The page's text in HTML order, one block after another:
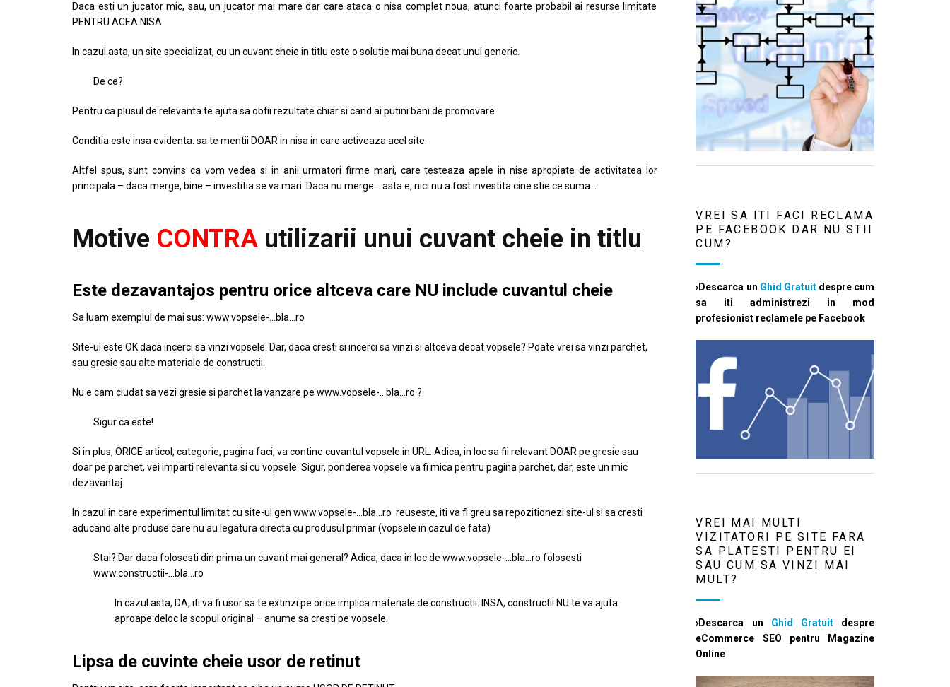
Daca esti un jucator mic, sau, un jucator mai mare dar care ataca o nisa complet noua, atunci foarte probabil ai resurse limitate
PENTRU ACEA NISA.
In cazul asta, un site specializat, cu un cuvant cheie in titlu este o solutie mai buna decat unul generic.
De ce?
Pentru ca plusul de relevanta te ajuta sa obtii rezultate chiar si cand ai putini bani de promovare.
Conditia este insa evidenta: sa te mentii DOAR in nisa in care activeaza acel site.
Altfel spus, sunt convins ca vom vedea si in anii urmatori firme mari, care testeaza apele in nise apropiate de activitatea lor
principala – daca merge, bine – investitia se va mari. Daca nu merge… asta e, nici nu a fost investita cine stie ce suma…
Motive CONTRA utilizarii unui cuvant cheie in titlu
Este dezavantajos pentru orice altceva care NU include cuvantul cheie
Sa luam exemplul de mai sus: www.vopsele-…bla…ro
Site-ul este OK daca incerci sa vinzi vopsele. Dar, daca cresti si incerci sa vinzi si altceva decat vopsele? Poate vrei sa vinzi parchet,
sau gresie sau alte materiale de constructii.
Nu e cam ciudat sa vezi gresie si parchet la vanzare pe www.vopsele-…bla…ro ?
Sigur ca este!
Si in plus, ORICE articol, categorie, pagina faci, va contine cuvantul vopsele in URL. Adica, in loc sa fii relevant DOAR pe gresie sau
doar pe parchet, vei imparti relevanta si cu vopsele. Sigur, ponderea vopsele va fi mica pentru pagina parchet, dar, este un mic
dezavantaj.
In cazul in care experimentul limitat cu site-ul gen www.vopsele-…bla…ro reuseste, iti va fi greu sa repozitionezi site-ul si sa cresti
aducand alte produse care nu au legatura directa cu produsul primar (vopsele in cazul de fata)
Stai? Dar daca folosesti din prima un cuvant mai general? Adica, daca in loc de www.vopsele-…bla…ro folosesti
www.constructii-…bla…ro
In cazul asta, DA, iti va fi usor sa te extinzi pe orice implica materiale de constructii. INSA, constructii NU te va ajuta
aproape deloc la scopul original – anume sa cresti pe vopsele.
Lipsa de cuvinte cheie usor de retinut
VREI SA ITI FACI RECLAMA
PE FACEBOOK DAR NU STII
CUM?
›Descarca un Ghid Gratuit despre cum
sa iti administrezi in mod
profesionist reclamele pe Facebook
VREI MAI MULTI
VIZITATORI PE SITE FARA
SA PLATESTI PENTRU EI
SAU CUM SA VINZI MAI
MULT?
›Descarca un Ghid Gratuitdespre
eCommerce SEO pentru Magazine
Online